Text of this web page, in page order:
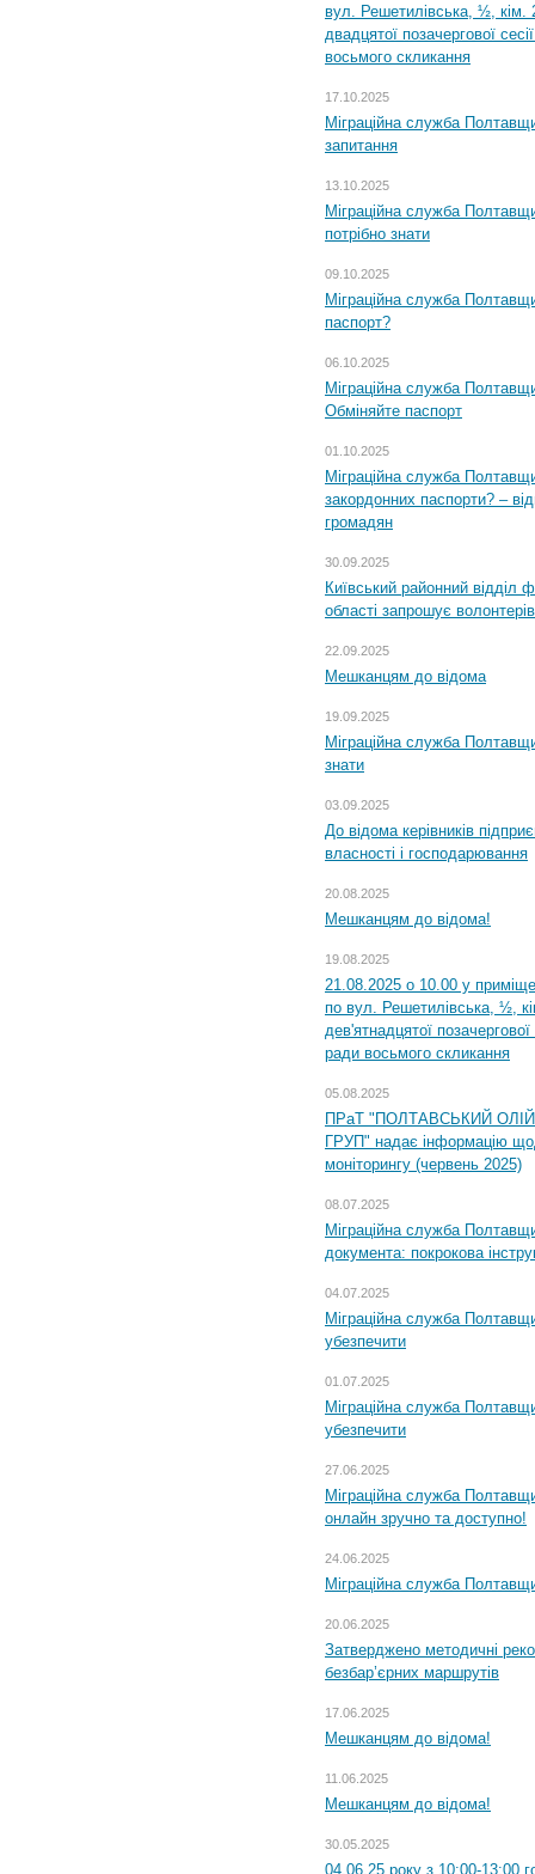
вул. Решетилівська, ½, кім.
двадцятої позачергової
восьмого скликання
17.10.2025
Міграційна служба
запитання
13.10.2025
Міграційна служба
потрібно знати
09.10.2025
Міграційна служба
паспорт?
06.10.2025
Міграційна служба
Обміняйте паспорт
01.10.2025
Міграційна служба
закордонних паспорти? –
громадян
30.09.2025
Київський районний відділ
області запрошує
22.09.2025
Мешканцям до відома
19.09.2025
Міграційна служба
знати
03.09.2025
До відома керівників
власності і господарювання
20.08.2025
Мешканцям до відома!
19.08.2025
21.08.2025 о 10.00 у
по вул. Решетилівська, ½,
дев'ятнадцятої
ради восьмого скликання
05.08.2025
ПРаТ "ПОЛТАВСЬКИЙ
ГРУП" надає інформацію
моніторингу (червень 2025)
08.07.2025
Міграційна служба
документа: покрокова
04.07.2025
Міграційна служба
убезпечити
01.07.2025
Міграційна служба
убезпечити
27.06.2025
Міграційна служба
онлайн зручно та доступно!
24.06.2025
Міграційна служба
20.06.2025
Затверджено методичні
безбар’єрних маршрутів
17.06.2025
Мешканцям до відома!
11.06.2025
Мешканцям до відома!
30.05.2025
04.06.25 року з 10:00-13:00